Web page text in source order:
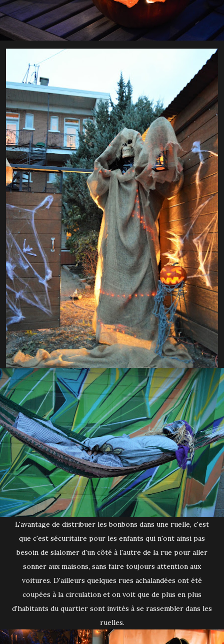
L'avantage de distribuer les bonbons dans une ruelle, c'est
que c'est sécuritaire pour les enfants qui n'ont ainsi pas
besoin de slalomer d'un côté à l'autre de la rue pour aller
sonner aux maisons, sans faire toujours attention aux
voitures. D'ailleurs quelques rues achalandées ont été
coupées à la circulation et on voit que de plus en plus
d'habitants du quartier sont invités à se rassembler dans les
ruelles.